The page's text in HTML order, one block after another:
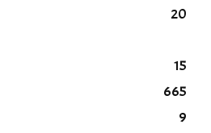
20
15
665
9